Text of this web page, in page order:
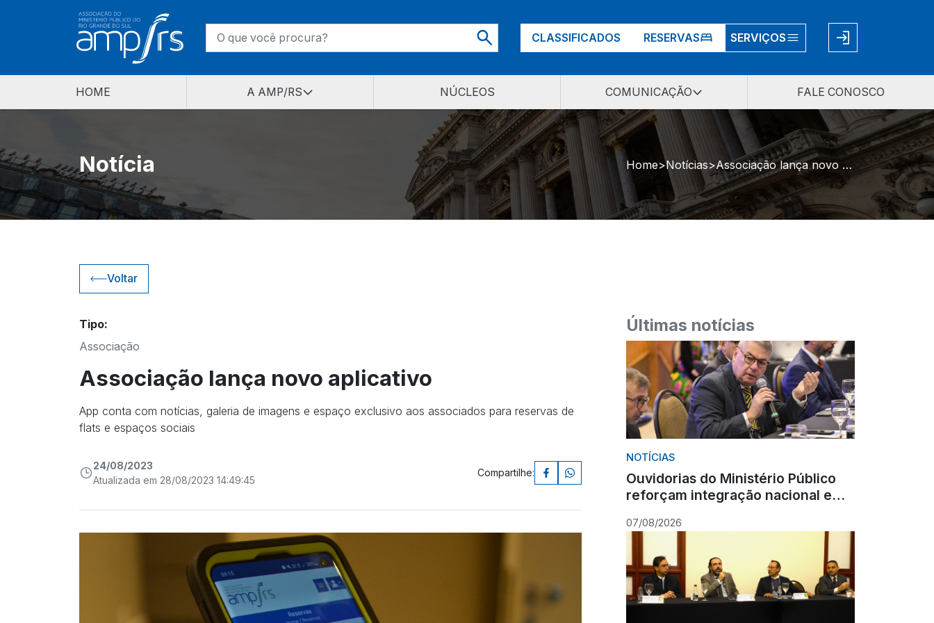
CLASSIFICADOS RESERVAS SERVIÇOS
HOME A AMP/RS NÚCLEOS COMUNICAÇÃO FALE CONOSCO
Notícia Home Notícias Associação lança novo aplicativo
Voltar
Tipo:
Associação
Associação lança novo aplicativo
App conta com notícias, galeria de imagens e espaço exclusivo aos associados para reservas de
flats e espaços sociais
24/08/2023
Atualizada em 28/08/2023 14:49:45
Compartilhe:
Últimas notícias
NOTÍCIAS
Ouvidorias do Ministério Público
reforçam integração nacional em
07/08/2026